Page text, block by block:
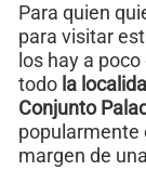
Para quien
para visitar
los hay a
todo la
Conjunto
popularmente
margen de